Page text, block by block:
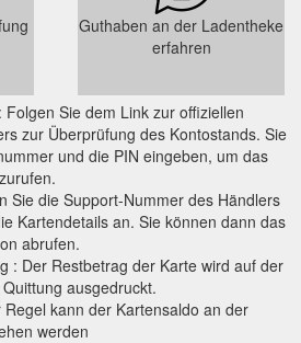
Guthaben an der Ladentheke
erfahren
Sie dem Link zur offiziellen
zur Überprüfung des Kontostands. Sie
und die PIN eingeben, um das
Sie die Support-Nummer des Händlers
Kartendetails an. Sie können dann das
abrufen.
: Der Restbetrag der Karte wird auf der
ausgedruckt.
kann der Kartensaldo an der
werden